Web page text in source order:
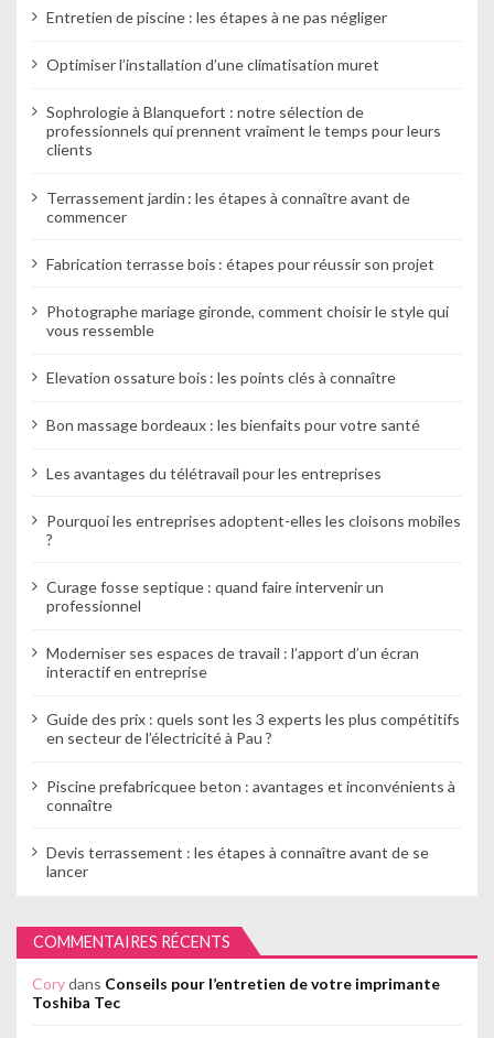
e Entretien de piscine : les étapes à ne pas négliger
Optimiser l’installation d’une climatisation muret
Sophrologie à Blanquefort : notre sélection de
professionnels qui prennent vraiment le temps pour leurs
clients
Terrassement jardin : les étapes à connaître avant de
commencer
Fabrication terrasse bois : étapes pour réussir son projet
Photographe mariage gironde, comment choisir le style qui
vous ressemble
Elevation ossature bois : les points clés à connaître
Bon massage bordeaux : les bienfaits pour votre santé
Les avantages du télétravail pour les entreprises
Pourquoi les entreprises adoptent-elles les cloisons mobiles
?
Curage fosse septique : quand faire intervenir un
professionnel
Moderniser ses espaces de travail : l’apport d’un écran
interactif en entreprise
Guide des prix : quels sont les 3 experts les plus compétitifs
en secteur de l’électricité à Pau ?
Piscine prefabricquee beton : avantages et inconvénients à
connaître
Devis terrassement : les étapes à connaître avant de se
lancer
COMMENTAIRES RÉCENTS
Corydans Conseils pour l’entretien de votre imprimante
Toshiba Tec